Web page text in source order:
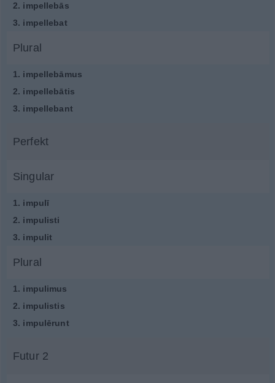
2. impellebās
3. impellebat
Plural
1. impellebāmus
2. impellebātis
3. impellebant
Perfekt
Singular
1. impulī
2. impulisti
3. impulit
Plural
1. impulimus
2. impulistis
3. impulērunt
Futur 2